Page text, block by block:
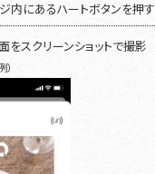
内にあるハートボタンを押す
スクリーンショットで撮影
）